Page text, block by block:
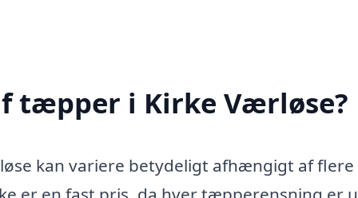
tæpper i Kirke Værløse?
kan variere betydeligt afhængigt af flere